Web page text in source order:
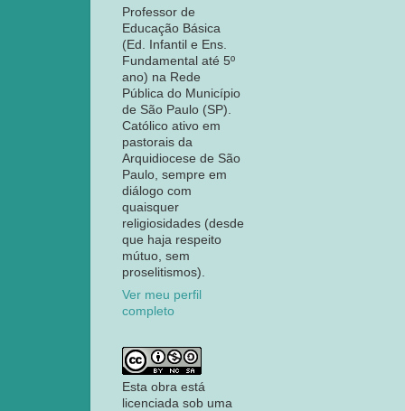
Professor de
Educação Básica
(Ed. Infantil e Ens.
Fundamental até 5º
ano) na Rede
Pública do Município
de São Paulo (SP).
Católico ativo em
pastorais da
Arquidiocese de São
Paulo, sempre em
diálogo com
quaisquer
religiosidades (desde
que haja respeito
mútuo, sem
proselitismos).
Ver meu perfil
completo
Esta obra está
licenciada sob uma